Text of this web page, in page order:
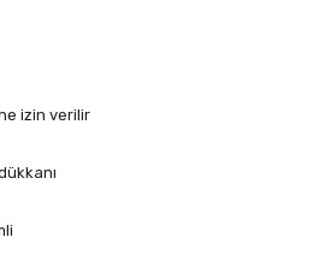
izin verilir